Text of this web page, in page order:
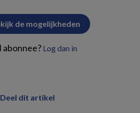
de mogelijkheden
abonnee? Log dan in
Deel dit artikel